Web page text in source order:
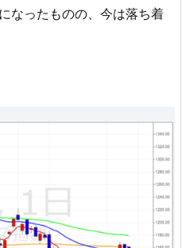
なったものの、今は落ち着